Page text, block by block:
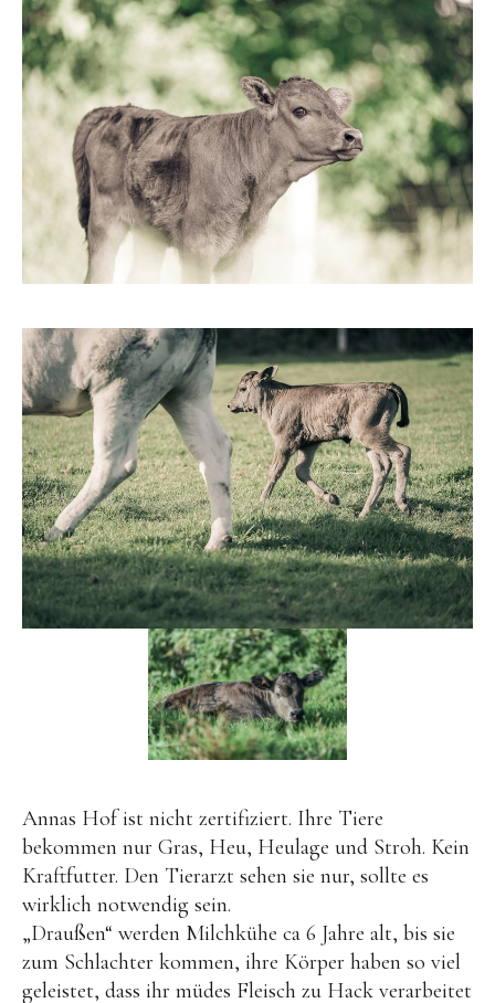
Annas Hof ist nicht zertifiziert. Ihre Tiere
bekommen nur Gras, Heu, Heulage und Stroh. Kein
Kraftfutter. Den Tierarzt sehen sie nur, sollte es
wirklich notwendig sein.
„Draußen“ werden Milchkühe ca 6 Jahre alt, bis sie
zum Schlachter kommen, ihre Körper haben so viel
geleistet, dass ihr müdes Fleisch zu Hack verarbeitet